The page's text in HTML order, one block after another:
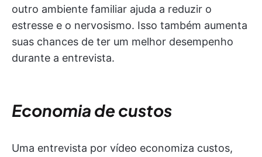
outro ambiente familiar ajuda a reduzir o
estresse e o nervosismo. Isso também aumenta
suas chances de ter um melhor desempenho
durante a entrevista.
Economia de custos
Uma entrevista por vídeo economiza custos,